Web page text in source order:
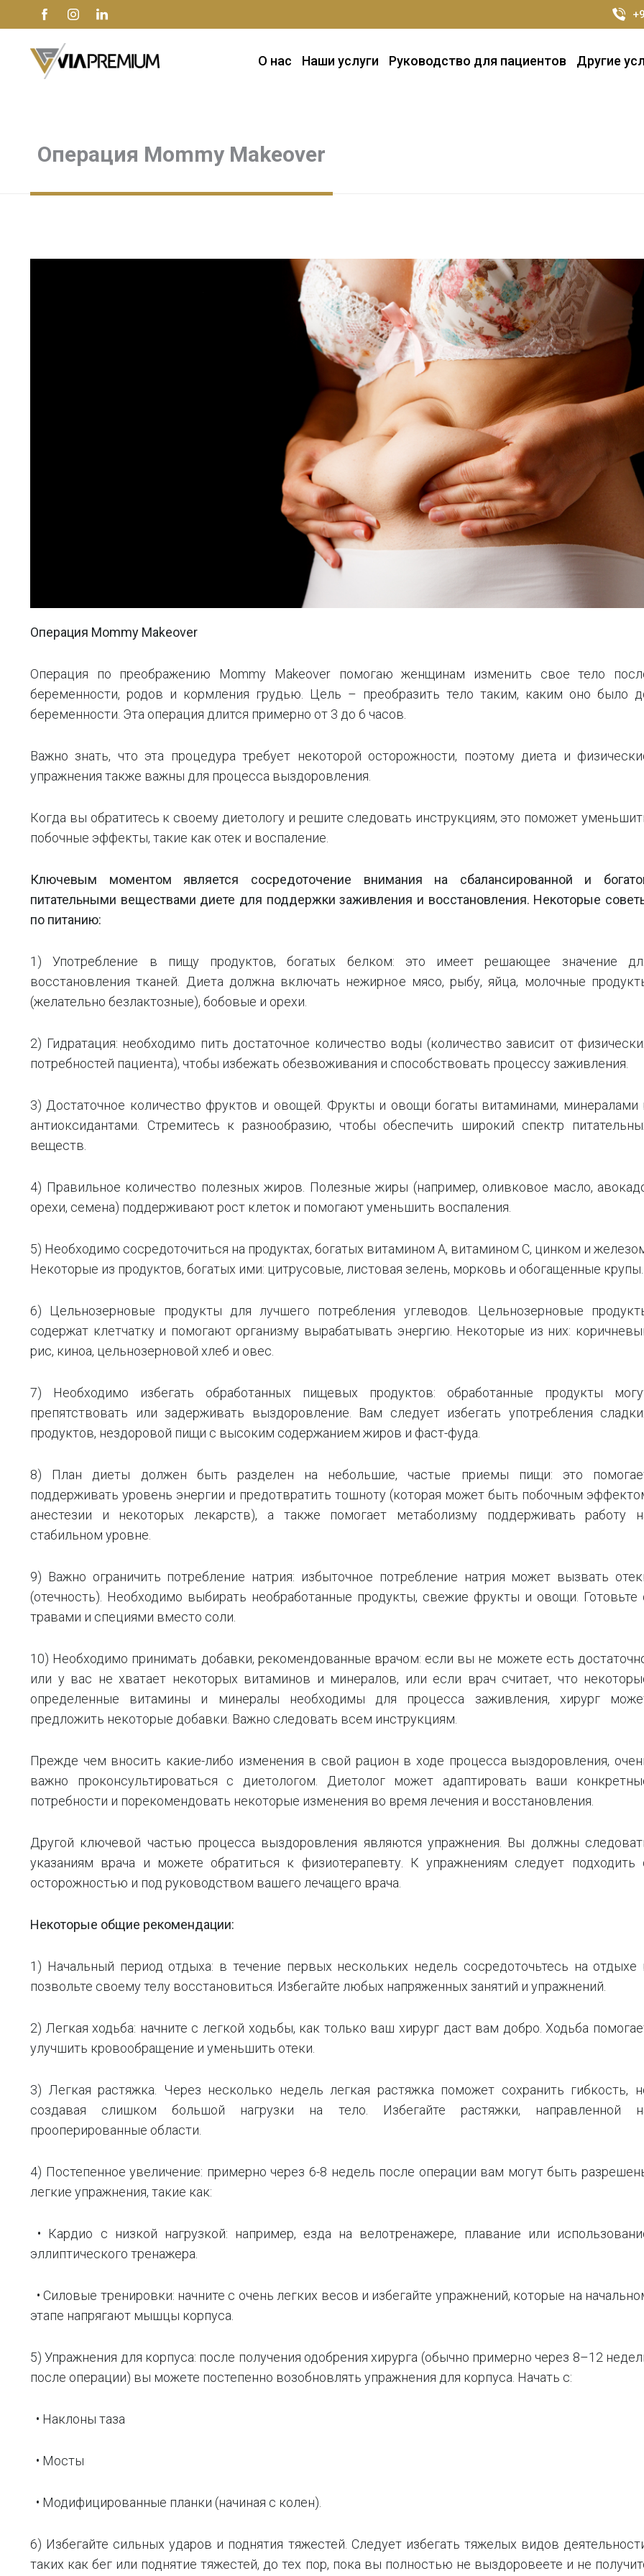
О нас Наши услуги Руководство для пациентов Другие
Операция Mommy Makeover
Операция Mommy Makeover
Операция по преображению Mommy Makeover помогаю женщинам изменить свое тело
беременности, родов и кормления грудью. Цель – преобразить тело таким, каким оно было
беременности. Эта операция длится примерно от 3 до 6 часов.
Важно знать, что эта процедура требует некоторой осторожности, поэтому диета и
упражнения также важны для процесса выздоровления.
Когда вы обратитесь к своему диетологу и решите следовать инструкциям, это поможет
побочные эффекты, такие как отек и воспаление.
Ключевым моментом является сосредоточение внимания на сбалансированной и
питательными веществами диете для поддержки заживления и восстановления. Некоторые
по питанию:
1) Употребление в пищу продуктов, богатых белком: это имеет решающее значение
восстановления тканей. Диета должна включать нежирное мясо, рыбу, яйца, молочные
(желательно безлактозные), бобовые и орехи.
2) Гидратация: необходимо пить достаточное количество воды (количество зависит от
потребностей пациента), чтобы избежать обезвоживания и способствовать процессу заживления.
3) Достаточное количество фруктов и овощей. Фрукты и овощи богаты витаминами, минералами
антиоксидантами. Стремитесь к разнообразию, чтобы обеспечить широкий спектр
веществ.
4) Правильное количество полезных жиров. Полезные жиры (например, оливковое масло,
орехи, семена) поддерживают рост клеток и помогают уменьшить воспаления.
5) Необходимо сосредоточиться на продуктах, богатых витамином А, витамином С, цинком и
Некоторые из продуктов, богатых ими: цитрусовые, листовая зелень, морковь и обогащенные крупы.
6) Цельнозерновые продукты для лучшего потребления углеводов. Цельнозерновые
содержат клетчатку и помогают организму вырабатывать энергию. Некоторые из них:
рис, киноа, цельнозерновой хлеб и овес.
7) Необходимо избегать обработанных пищевых продуктов: обработанные продукты
препятствовать или задерживать выздоровление. Вам следует избегать употребления
продуктов, нездоровой пищи с высоким содержанием жиров и фаст-фуда.
8) План диеты должен быть разделен на небольшие, частые приемы пищи: это
поддерживать уровень энергии и предотвратить тошноту (которая может быть побочным
анестезии и некоторых лекарств), а также помогает метаболизму поддерживать работу
стабильном уровне.
9) Важно ограничить потребление натрия: избыточное потребление натрия может вызвать
(отечность). Необходимо выбирать необработанные продукты, свежие фрукты и овощи. Готовьте
травами и специями вместо соли.
10) Необходимо принимать добавки, рекомендованные врачом: если вы не можете есть
или у вас не хватает некоторых витаминов и минералов, или если врач считает, что
определенные витамины и минералы необходимы для процесса заживления, хирург
предложить некоторые добавки. Важно следовать всем инструкциям.
Прежде чем вносить какие-либо изменения в свой рацион в ходе процесса выздоровления,
важно проконсультироваться с диетологом. Диетолог может адаптировать ваши
потребности и порекомендовать некоторые изменения во время лечения и восстановления.
Другой ключевой частью процесса выздоровления являются упражнения. Вы должны
указаниям врача и можете обратиться к физиотерапевту. К упражнениям следует подходить
осторожностью и под руководством вашего лечащего врача.
Некоторые общие рекомендации:
1) Начальный период отдыха: в течение первых нескольких недель сосредоточьтесь на отдыхе
позвольте своему телу восстановиться. Избегайте любых напряженных занятий и упражнений.
2) Легкая ходьба: начните с легкой ходьбы, как только ваш хирург даст вам добро. Ходьба
улучшить кровообращение и уменьшить отеки.
3) Легкая растяжка. Через несколько недель легкая растяжка поможет сохранить гибкость,
создавая слишком большой нагрузки на тело. Избегайте растяжки, направленной
прооперированные области.
4) Постепенное увеличение: примерно через 6-8 недель после операции вам могут быть
легкие упражнения, такие как:
• Кардио с низкой нагрузкой: например, езда на велотренажере, плавание или
эллиптического тренажера.
• Силовые тренировки: начните с очень легких весов и избегайте упражнений, которые на
этапе напрягают мышцы корпуса.
5) Упражнения для корпуса: после получения одобрения хирурга (обычно примерно через 8–12
после операции) вы можете постепенно возобновлять упражнения для корпуса. Начать с:
• Наклоны таза
• Мосты
• Модифицированные планки (начиная с колен).
6) Избегайте сильных ударов и поднятия тяжестей. Следует избегать тяжелых видов
таких как бег или поднятие тяжестей, до тех пор, пока вы полностью не выздоровеете и не